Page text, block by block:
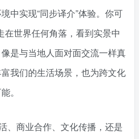
中实现“同步译介”体验。你可
在世界任何角落，看到实景中
是与当地人面对面交流一样真
我们的生活场景，也为跨文化
。
、商业合作、文化传播，还是